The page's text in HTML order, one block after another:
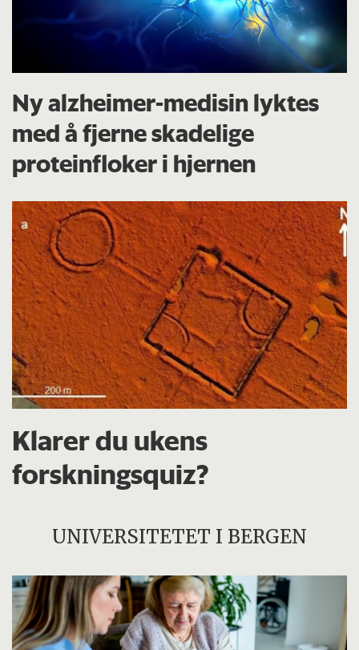
Ny alzheimer-medisin lyktes
med å fjerne skadelige
proteinfloker i hjernen
Klarer du ukens
forskningsquiz?
UNIVERSITETET I BERGEN